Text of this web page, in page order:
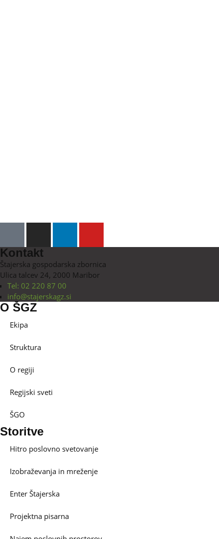
Kontakt
Štajerska gospodarska zbornica
Ulica talcev 24, 2000 Maribor
Tel: 02 220 87 00
info@stajerskagz.si
O ŠGZ
Ekipa
Struktura
O regiji
Regijski sveti
ŠGO
Storitve
Hitro poslovno svetovanje
Izobraževanja in mreženje
Enter Štajerska
Projektna pisarna